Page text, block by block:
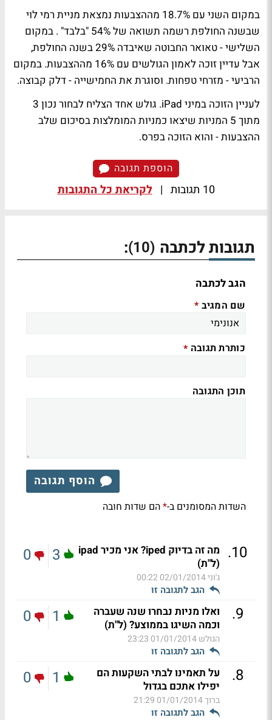
במקום השני עם 18.7% מההצבעות נמצאת מניית רמי לוי
שבשנה החולפת רשמה תשואה של 54% "בלבד" . במקום
השלישי - טאואר החבוטה שאיבדה 29% בשנה החולפת,
אבל עדיין זוכה לאמון הגולשים עם 16% מההצבעות. במקום
הרביעי - מזרחי טפחות. וסוגרת את החמישייה - דלק קבוצה.
לעניין הזוכה במיני iPad. גולש אחד הצליח לבחור נכון 3
מתוך 5 המניות שיצאו כמניות המומלצות בסיכום שלב
ההצבעות - והוא הזוכה בפרס.
הוספת תגובה
10 תגובות | לקריאת כל התגובות
תגובות לכתבה (10)
:
הגב לכתבה
שם המגיב *
כותרת תגובה *
תוכן התגובה
הוסף תגובה
השדות המסומנים ב-*הם שדות חובה
10
.
מה זה בדיוק iped? אני מכיר ipad
(ל"ת)
ג'וני02/01/2014 00:22
הגב לתגובה זו
3
0
9
.
ואלו מניות נבחרו שנה שעברה
וכמה השיגו בממוצע? (ל"ת)
הגולש01/01/2014 23:23
הגב לתגובה זו
1
0
8
.
על תאמינו לבתי השקעות הם
יפילו אתכם בגדול
ברוך01/01/2014 21:29
הגב לתגובה זו
1
0